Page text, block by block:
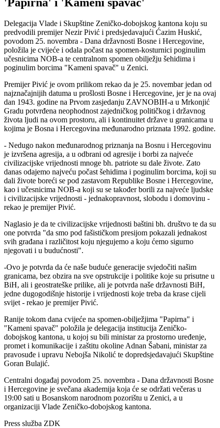
Delegacija Vlade i Skupštine Zeničko-dobojskog kantona koju su
predvodili premijer Nezir Pivić i predsjedavajući Ćazim Huskić,
povodom 25. novembra - Dana državnosti Bosne i Hercegovine,
položila je cvijeće i odala počast na spomen-kosturnici poginulim
učesnicima NOB-a te centralnom spomen obilježju šehidima i
poginulim borcima "Kameni spavač" u Zenici.
Premijer Pivić je ovom prilikom rekao da je 25. novembar jedan od
najznačajnijih datuma u prošlosti Bosne i Hercegovine, jer je na ovaj
dan 1943. godine na Prvom zasjedanju ZAVNOBIH-a u Mrkonjić
Gradu potvrđena neophodnost zajedničkog političkog i državnog
života ljudi na ovom prostoru, ali i kontinuitet države u granicama u
kojima je Bosna i Hercegovina međunarodno priznata 1992. godine.
- Nedugo nakon međunarodnog priznanja na Bosnu i Hercegovinu
je izvršena agresija, a u odbrani od agresije i borbi za najveće
civilizacijske vrijednosti mnoge bh. patriote su dale živote. Zato
danas odajemo najveću počast šehidima i poginulim borcima, koji su
dali živote boreći se pod zastavom Republike Bosne i Hercegovine,
kao i učesnicima NOB-a koji su se također borili za najveće ljudske
i civilizacijske vrijednosti - jednakopravnost, slobodu i domovinu -
rekao je premijer Pivić.
Naglasio je da te civilizacijske vrijednosti baštini bh. društvo te da su
one potvrda "da smo pod fašističkom presijom pokazali jednakost
svih građana i različitost koju njegujemo a koju ćemo sigurno
njegovati i u budućnosti".
-Ovo je potvrda da će naše buduće generacije svjedočiti našim
granicama, bez obzira na sve opstrukcije i politike koje su prisutne u
BiH, ali i geostrateške prilike, ali je potvrda naše državnosti BiH,
jedne dugogodišnje historije i vrijednosti koje treba da krase cijeli
svijet - rekao je premijer Pivić.
Ranije tokom dana cvijeće na spomen-obilježjima "Papirna" i
"Kameni spavač" položila je delegacija institucija Zeničko-
dobojskog kantona, u kojoj su bili ministar za prostorno uređenje,
promet i komunikacije i zaštitu okoline Adnan Šabani, ministar za
pravosuđe i upravu Nebojša Nikolić te dopredsjedavajući Skupštine
Goran Bulajić.
Centralni događaj povodom 25. novembra - Dana državnosti Bosne
i Hercegovine je svečana akademija koja će se održati večeras u
19:00 sati u Bosanskom narodnom pozorištu u Zenici, a u
organizaciji Vlade Zeničko-dobojskog kantona.
Press služba ZDK